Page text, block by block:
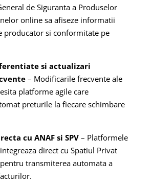
de Siguranta a Produselor
online sa afiseze informatii
producator si conformitate pe
si actualizari
– Modificarile frecvente ale
platforme agile care
preturile la fiecare schimbare
cu ANAF si SPV– Platformele
direct cu Spatiul Privat
transmiterea automata a